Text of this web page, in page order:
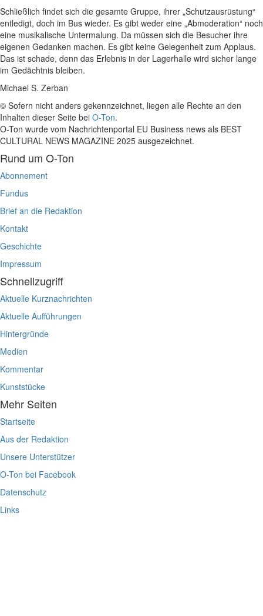
Schließlich findet sich die gesamte Gruppe, ihrer „Schutzausrüstung“
entledigt, doch im Bus wieder. Es gibt weder eine „Abmoderation“ noch
eine musikalische Untermalung. Da müssen sich die Besucher ihre
eigenen Gedanken machen. Es gibt keine Gelegenheit zum Applaus.
Das ist schade, denn das Erlebnis in der Lagerhalle wird sicher lange
im Gedächtnis bleiben.
Michael S. Zerban
© Sofern nicht anders gekennzeichnet, liegen alle Rechte an den
Inhalten dieser Seite bei O-Ton.
O-Ton wurde vom Nachrichtenportal EU Business news als BEST
CULTURAL NEWS MAGAZINE 2025 ausgezeichnet.
Rund um O-Ton
Abonnement
Fundus
Brief an die Redaktion
Kontakt
Geschichte
Impressum
Schnellzugriff
Aktuelle Kurznachrichten
Aktuelle Aufführungen
Hintergründe
Medien
Kommentar
Kunststücke
Mehr Seiten
Startseite
Aus der Redaktion
Unsere Unterstützer
O-Ton bei Facebook
Datenschutz
Links